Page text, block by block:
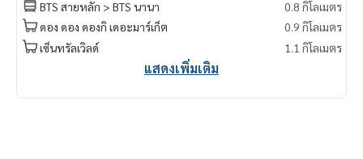
#luxury #LuxuryCondominium #Luxurycondo #condominiu
m #rent # condo #condo Bangkok #Bangkok Condo #Con
do for rent #For rent #Condorental #RentSellCondoBang
kok #rentcondo #rentalproperty #rental #Luxurycondofo
rrent #Condo near the BTS #Condo #MCRE #realestateag
BTS สายหลัก > BTS นานา
0.8 กิโลเมตร
ดอง ดอง ดองกิ เดอะมาร์เก็ต
0.9 กิโลเมตร
เซ็นทรัลเวิลด์
1.1 กิโลเมตร
แสดงเพิ่มเติม